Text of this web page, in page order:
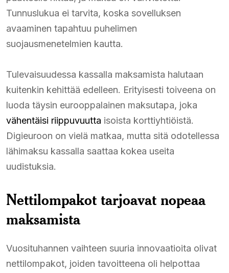
Tunnuslukua ei tarvita, koska sovelluksen
avaaminen tapahtuu puhelimen
suojausmenetelmien kautta.
Tulevaisuudessa kassalla maksamista halutaan
kuitenkin kehittää edelleen. Erityisesti toiveena on
luoda täysin eurooppalainen maksutapa, joka
vähentäisi riippuvuutta isoista korttiyhtiöistä.
Digieuroon on vielä matkaa, mutta sitä odotellessa
lähimaksu kassalla saattaa kokea useita
uudistuksia.
Nettilompakot tarjoavat nopeaa
maksamista
Vuosituhannen vaihteen suuria innovaatioita olivat
nettilompakot, joiden tavoitteena oli helpottaa